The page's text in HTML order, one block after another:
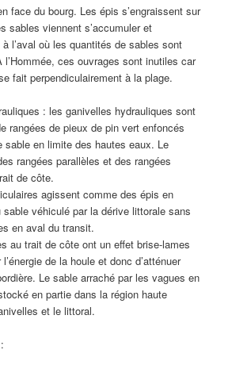
face du bourg. Les épis s’engraissent sur
sables viennent s’accumuler et
l’aval où les quantités de sables sont
ces ouvrages sont inutiles car
fait perpendiculairement à la plage.
: les ganivelles hydrauliques sont
rangées de pieux de pin vert enfoncés
sable en limite des hautes eaux. Le
rangées parallèles et des rangées
de côte.
agissent comme des épis en
véhiculé par la dérive littorale sans
en aval du transit.
au trait de côte ont un effet brise-lames
de la houle et donc d’atténuer
Le sable arraché par les vagues en
en partie dans la région haute
et le littoral.